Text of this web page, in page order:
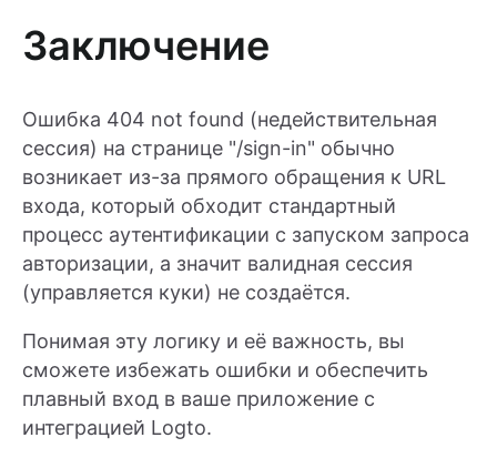
Заключение
Ошибка 404 not found (недействительная
сессия) на странице "/sign-in" обычно
возникает из-за прямого обращения к URL
входа, который обходит стандартный
процесс аутентификации с запуском запроса
авторизации, а значит валидная сессия
(управляется куки) не создаётся.
Понимая эту логику и её важность, вы
сможете избежать ошибки и обеспечить
плавный вход в ваше приложение с
интеграцией Logto.